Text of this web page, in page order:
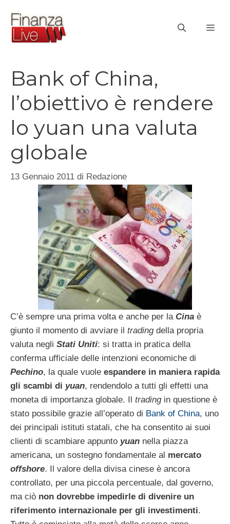
contenuto
Bank of China,
l’obiettivo è rendere
lo yuan una valuta
globale
13 Gennaio 2011 di Redazione
C’è sempre una prima volta e anche per la Cina è
giunto il momento di avviare il tradingdella propria
valuta negli Stati Uniti: si tratta in pratica della
conferma ufficiale delle intenzioni economiche di
Pechino, la quale vuole espandere in maniera rapida
gli scambi di yuan, rendendolo a tutti gli effetti una
moneta di importanza globale. Il tradingin questione è
stato possibile grazie all’operato di Bank of China, uno
dei principali istituti statali, che ha consentito ai suoi
clienti di scambiare appunto yuan nella piazza
americana, un sostegno fondamentale al mercato
offshore. Il valore della divisa cinese è ancora
controllato, per una piccola percentuale, dal governo,
ma ciò non dovrebbe impedirle di divenire un
riferimento internazionale per gli investimenti.